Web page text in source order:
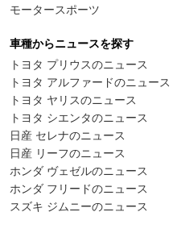
モータースポーツ
車種からニュースを探す
トヨタ プリウスのニュース
トヨタ アルファードのニュース
トヨタ ヤリスのニュース
トヨタ シエンタのニュース
日産 セレナのニュース
日産 リーフのニュース
ホンダ ヴェゼルのニュース
ホンダ フリードのニュース
スズキ ジムニーのニュース